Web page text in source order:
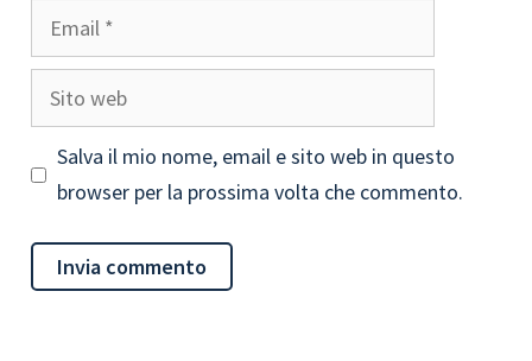
Email
Sito
web
Salva il mio nome, email e sito web in questo
browser per la prossima volta che commento.